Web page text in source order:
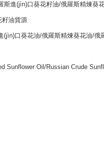
斯進(jìn)口葵花籽油/俄羅斯精煉
籽油貨源
(jìn)口葵花油/俄羅斯精煉葵花油/
Sunflower Oil/Russian Crude